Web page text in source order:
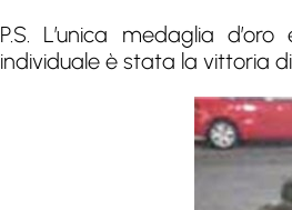
P.S. L’unica medaglia
individuale è stata la vittoria